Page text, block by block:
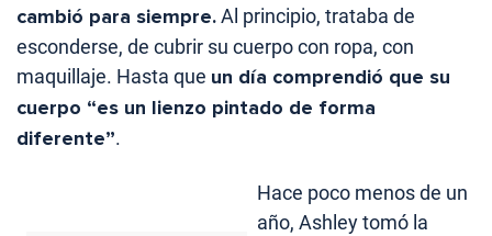
cambió para siempre.Al principio, trataba de
esconderse, de cubrir su cuerpo con ropa, con
maquillaje. Hasta que un día comprendió que su
cuerpo “es un lienzo pintado de forma
diferente”.
Hace poco menos de un
año, Ashley tomó la